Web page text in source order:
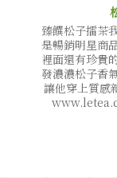
臻饌松子擂茶
是暢銷明星商
裡面還有珍貴
發濃濃松子香
讓他穿上質感